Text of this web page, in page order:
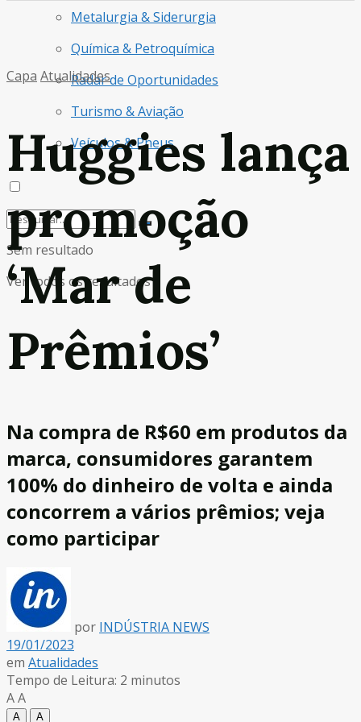
Metalurgia & Siderurgia
Química & Petroquímica
Radar de Oportunidades
Turismo & Aviação
Veículos & Pneus
Sem resultado
Ver todos os resultados
Capa Atualidades
Huggies lança
promoção
‘Mar de
Prêmios’
Na compra de R$60 em produtos da
marca, consumidores garantem
100% do dinheiro de volta e ainda
concorrem a vários prêmios; veja
como participar
por INDÚSTRIA NEWS
19/01/2023
em Atualidades
Tempo de Leitura: 2 minutos
AA
A
A